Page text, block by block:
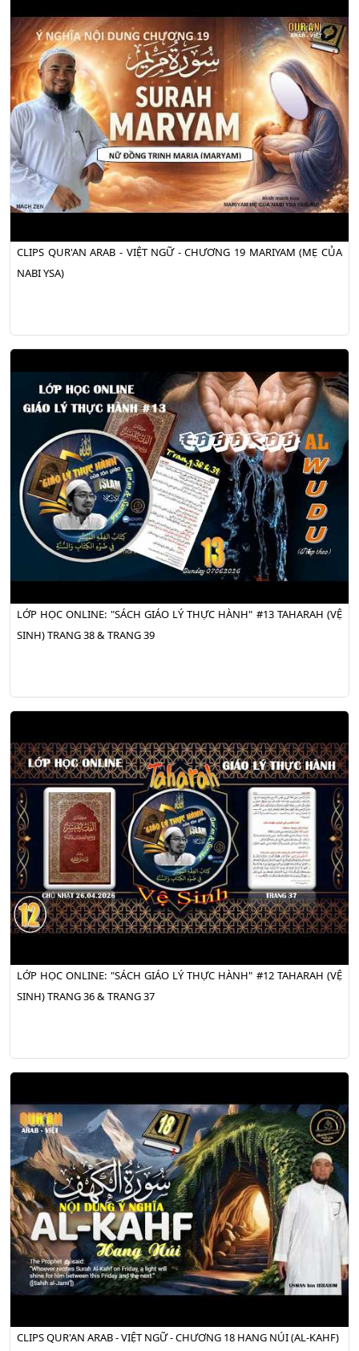
CLIPS QUR'AN ARAB - VIỆT NGỮ - CHƯƠNG 19 MARIYAM (MẸ CỦA
NABI YSA)
LỚP HỌC ONLINE: "SÁCH GIÁO LÝ THỰC HÀNH" #13 TAHARAH (VỆ
SINH) TRANG 38 & TRANG 39
LỚP HỌC ONLINE: "SÁCH GIÁO LÝ THỰC HÀNH" #12 TAHARAH (VỆ
SINH) TRANG 36 & TRANG 37
CLIPS QUR'AN ARAB - VIỆT NGỮ - CHƯƠNG 18 HANG NÚI (AL-KAHF)